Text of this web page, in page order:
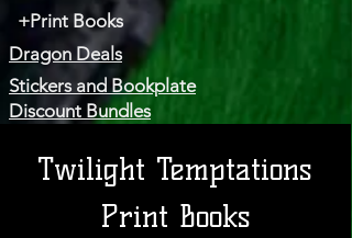
+Print Books
Dragon Deals
Stickers and Bookplate
Discount Bundles
Twilight Temptations
Print Books